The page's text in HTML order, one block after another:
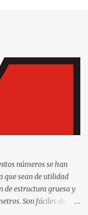
números se han
que sean de utilidad
de estructura gruesa y
Son fáciles de